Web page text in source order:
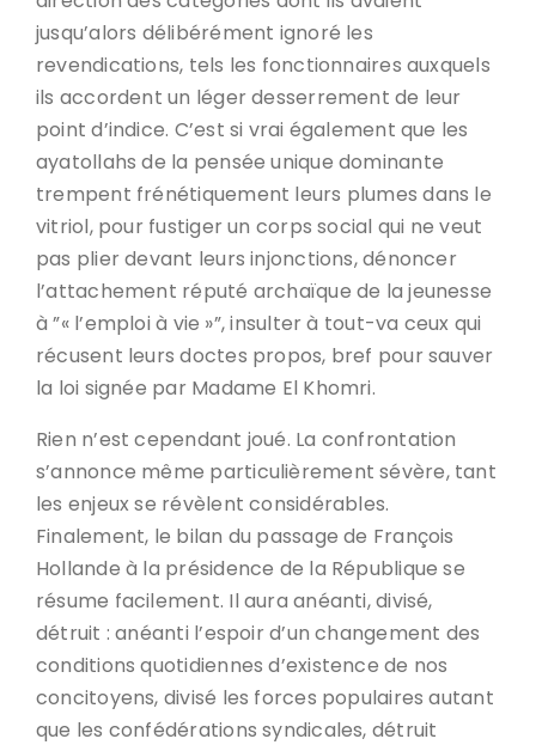
jusqu’alors délibérément ignoré les
revendications, tels les fonctionnaires auxquels
ils accordent un léger desserrement de leur
point d’indice. C’est si vrai également que les
ayatollahs de la pensée unique dominante
trempent frénétiquement leurs plumes dans le
vitriol, pour fustiger un corps social qui ne veut
pas plier devant leurs injonctions, dénoncer
l’attachement réputé archaïque de la jeunesse
à ”« l’emploi à vie »”, insulter à tout-va ceux qui
récusent leurs doctes propos, bref pour sauver
la loi signée par Madame El Khomri.
Rien n’est cependant joué. La confrontation
s’annonce même particulièrement sévère, tant
les enjeux se révèlent considérables.
Finalement, le bilan du passage de François
Hollande à la présidence de la République se
résume facilement. Il aura anéanti, divisé,
détruit : anéanti l’espoir d’un changement des
conditions quotidiennes d’existence de nos
concitoyens, divisé les forces populaires autant
que les confédérations syndicales, détruit